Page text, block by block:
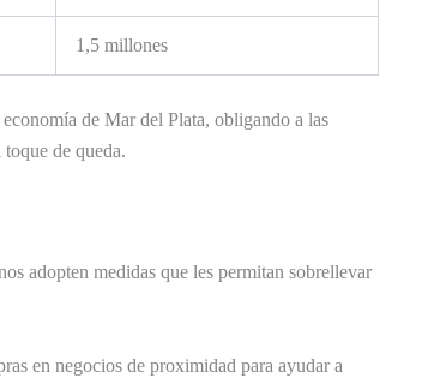
1,5 millones
economía de Mar del Plata, obligando a las
de queda.
adopten medidas que les permitan sobrellevar
en negocios de proximidad para ayudar a